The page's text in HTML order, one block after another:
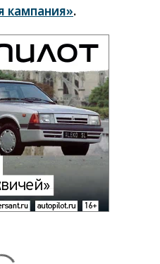
кампания».